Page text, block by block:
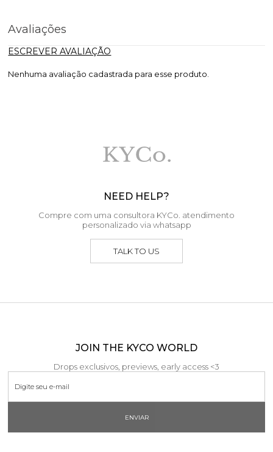
Avaliações
ESCREVER AVALIAÇÃO
Nenhuma avaliação cadastrada para esse produto.
NEED HELP?
Compre com uma consultora KYCo. atendimento
personalizado via whatsapp
TALK TO US
JOIN THE KYCO WORLD
Drops exclusivos, previews, early access <3
ENVIAR